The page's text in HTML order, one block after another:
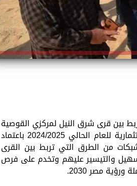
بين قرى شرق النيل لمركزي القوصية
وديروط بطول 5 كم بتكلفة 30 مليون جنية، وذلك ضمن الخطة الإستثمارية للعام الحالي 2024/2025 باعتماد
شبكات من الطرق التي تربط بين القرى
والتيسير عليهم وتخدم على فرص
مصر 2030.